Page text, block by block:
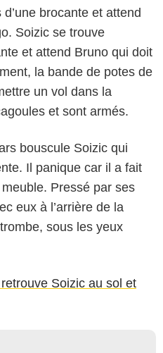
brocante et attend
Soizic se trouve
et attend Bruno qui doit
la bande de potes de
un vol dans la
et sont armés.
bouscule Soizic qui
Il panique car il a fait
Pressé par ses
eux à l’arrière de la
sous les yeux
Soizic au sol et